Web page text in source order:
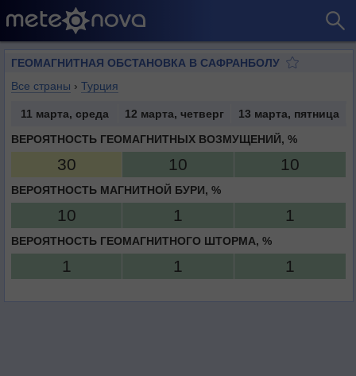
ГЕОМАГНИТНАЯ ОБСТАНОВКА В САФРАНБОЛУ
Все страны › Турция
11 марта, среда 12 марта, четверг
13 марта, пятница
ВЕРОЯТНОСТЬ ГЕОМАГНИТНЫХ ВОЗМУЩЕНИЙ, %
30 10 10
ВЕРОЯТНОСТЬ МАГНИТНОЙ БУРИ, %
10 1 1
ВЕРОЯТНОСТЬ ГЕОМАГНИТНОГО ШТОРМА, %
1 1 1